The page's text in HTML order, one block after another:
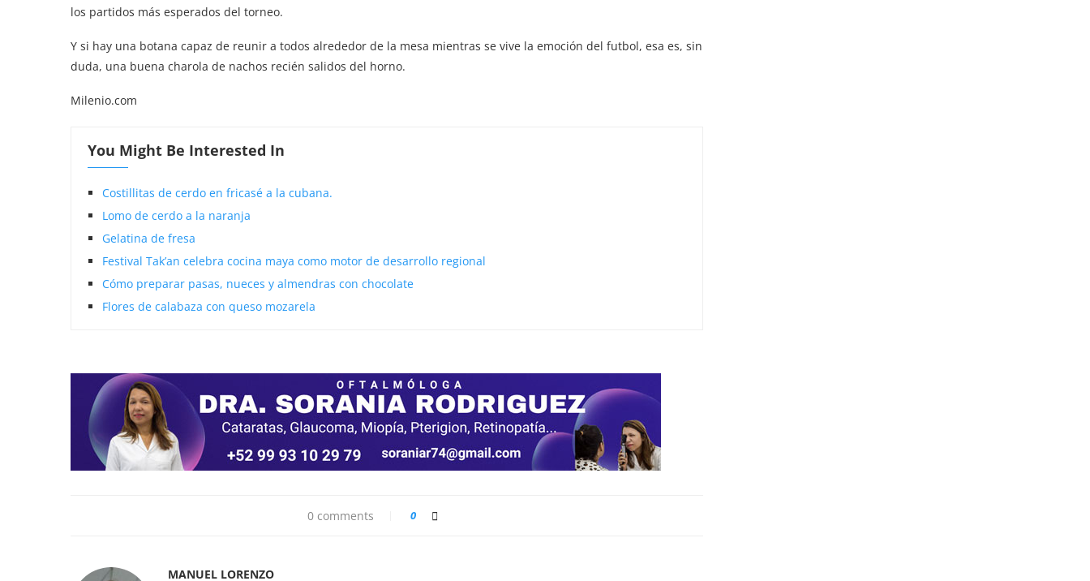
los partidos más esperados del torneo.
Y si hay una botana capaz de reunir a todos alrededor de la mesa mientras se vive la emoción del futbol, esa es, sin
duda, una buena charola de nachos recién salidos del horno.
Milenio.com
You Might Be Interested In
Costillitas de cerdo en fricasé a la cubana.
Lomo de cerdo a la naranja
Gelatina de fresa
Festival Tak’an celebra cocina maya como motor de desarrollo regional
Cómo preparar pasas, nueces y almendras con chocolate
Flores de calabaza con queso mozarela
0 comments 0
MANUEL LORENZO